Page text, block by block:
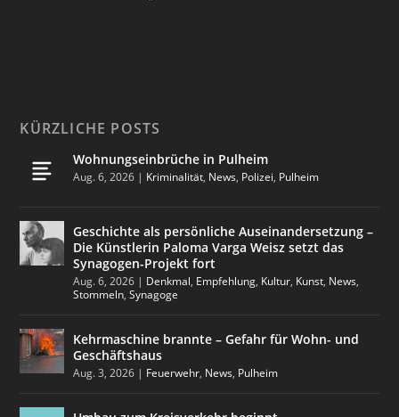
KÜRZLICHE POSTS
Wohnungseinbrüche in Pulheim
Aug. 6, 2026 | Kriminalität, News, Polizei, Pulheim
Geschichte als persönliche Auseinandersetzung –
Die Künstlerin Paloma Varga Weisz setzt das
Synagogen-Projekt fort
Aug. 6, 2026 | Denkmal, Empfehlung, Kultur, Kunst, News,
Stommeln,Synagoge
Kehrmaschine brannte – Gefahr für Wohn- und
Geschäftshaus
Aug. 3, 2026 | Feuerwehr, News, Pulheim